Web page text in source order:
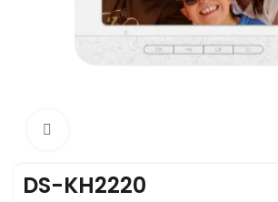
DS-KH2220